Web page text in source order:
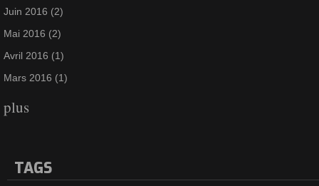
Juin 2016 (2)
Mai 2016 (2)
Avril 2016 (1)
Mars 2016 (1)
plus
TAGS